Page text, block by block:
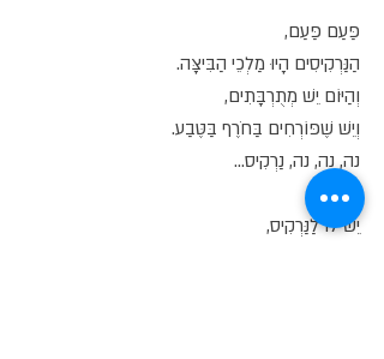
פַּעַם פַּעַם,
הַנַּרְקִיסִים הָיוּ מַלְכֵי הַבִּיצָּה.
וְהַיּוֹם יֵשׁ מְתֻרְבָּתִים,
וְיֵשׁ שֶׁפּוֹרְחִים בַּחֹרֶף בַּטֶּבַע.
נה, נה, נה, נַרְקִיס...
יֵשׁ לוֹ לַנַּרְקִיס,